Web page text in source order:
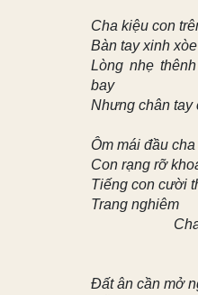
Cha kiệu con
Bàn tay xinh
Lòng nhẹ
bay
Nhưng chân tay
Ôm mái đầu
Con rạng rỡ
Tiếng con cười
Trang nghiêm
Cha
Phép
Đất ân cần mở